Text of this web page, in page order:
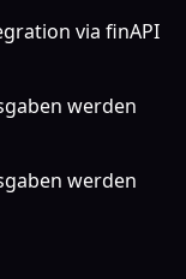
via finAPI
werden
werden